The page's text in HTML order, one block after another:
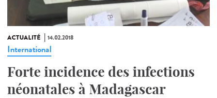
ACTUALITÉ 14.02.2018
International
Forte incidence des infections
néonatales à Madagascar